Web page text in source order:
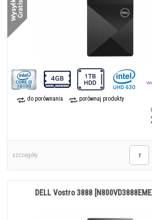
do porównania
porównaj produkty
szczegóły
DELL Vostro 3888